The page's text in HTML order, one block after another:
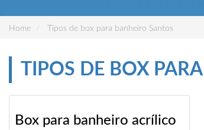
Home Tipos de box para banheiro Santos
TIPOS DE BOX
Box para banheiro acrílico